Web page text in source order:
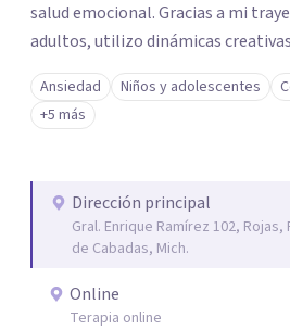
salud emocional. Gracias a mi
adultos, utilizo dinámicas
a tus necesidades específicas.
y brindarte las herramientas
tu paz mental.
Ansiedad Niños y adolescentes
+5 más
Dirección principal
Gral. Enrique Ramírez 102, Rojas,
de Cabadas, Mich.
Online
Terapia online